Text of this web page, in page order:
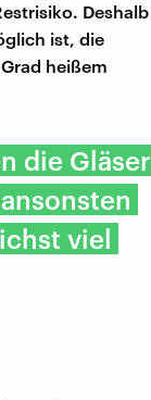
Deshalb
ist, die
heißem
die Gläser
viel